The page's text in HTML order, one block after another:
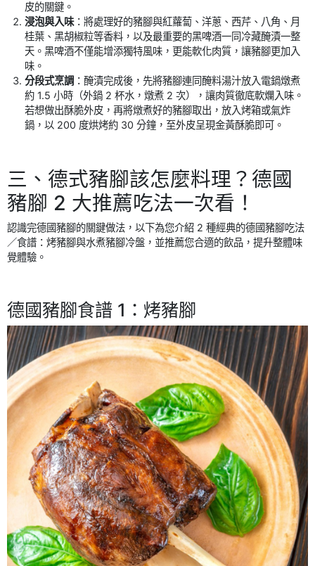
皮的關鍵。
浸泡與入味：將處理好的豬腳與紅蘿蔔、洋蔥、西芹、八角、月
桂葉、黑胡椒粒等香料，以及最重要的黑啤酒一同冷藏醃漬一整
天。黑啤酒不僅能增添獨特風味，更能軟化肉質，讓豬腳更加入
味。
分段式烹調 ：醃漬完成後，先將豬腳連同醃料湯汁放入電鍋燉煮
約 1.5 小時（外鍋 2 杯水，燉煮 2 次），讓肉質徹底軟爛入味。
若想做出酥脆外皮，再將燉煮好的豬腳取出，放入烤箱或氣炸
鍋，以 200 度烘烤約 30 分鐘，至外皮呈現金黃酥脆即可。
三、德式豬腳該怎麼料理？德國
豬腳 2 大推薦吃法一次看！
認識完德國豬腳的關鍵做法，以下為您介紹 2 種經典的德國豬腳吃法
／食譜：烤豬腳與水煮豬腳冷盤，並推薦您合適的飲品，提升整體味
覺體驗。
德國豬腳食譜 1：烤豬腳